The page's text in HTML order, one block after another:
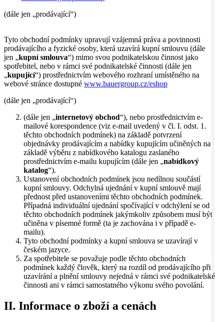
(dále jen „prodávající“)
Tyto obchodní podmínky upravují vzájemná práva a povinnosti
prodávajícího a fyzické osoby, která uzavírá kupní smlouvu (dále
jen „kupní smlouva“) mimo svou podnikatelskou činnost jako
spotřebitel, nebo v rámci své podnikatelské činnosti (dále jen
„kupující“) prostřednictvím webového rozhraní umístěného na
webové stránce dostupné www.bauergroup.cz/eshop
(dále jen „prodávající“)
(dále jen „internetový obchod“), nebo prostřednictvím e-
mailové korespondence (viz e-mail uvedený v čl. I. odst. 1.
těchto obchodních podmínek) na základě potvrzení
objednávky prodávajícím a nabídky kupujícím učiněných na
základě výběru z nabídkového katalogu zaslaného
prostřednictvím e-mailu kupujícím (dále jen „nabídkový
katalog“).
Ustanovení obchodních podmínek jsou nedílnou součástí
kupní smlouvy. Odchylná ujednání v kupní smlouvě mají
přednost před ustanoveními těchto obchodních podmínek.
Případná individuální ujednání spočívající v odchýlení se od
těchto obchodních podmínek jakýmkoliv způsobem musí být
učiněna v písemné formě (ta je zachována i v případě e-
mailu).
Tyto obchodní podmínky a kupní smlouva se uzavírají v
českém jazyce.
Za spotřebitele se považuje podle těchto obchodních
podmínek každý člověk, který na rozdíl od prodávajícího při
uzavírání a plnění smlouvy nejedná v rámci své podnikatelské
činnosti ani v rámci samostatného výkonu svého povolání.
II. Informace o zboží a cenách